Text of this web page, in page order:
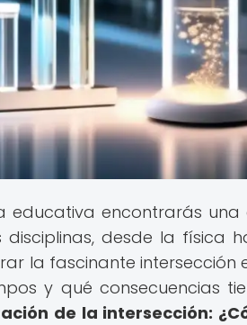
educativa encontrarás una
desde la física
la fascinante intersección
y qué consecuencias
de la intersección: